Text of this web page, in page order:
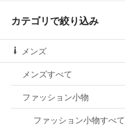
カテゴリで絞り込み
メンズ
メンズすべて
ファッション小物
ファッション小物すべて